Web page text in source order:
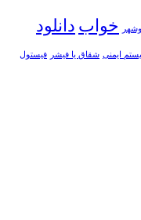
خواب دانلود
ایمنی شقاق یا فیشر فیستول